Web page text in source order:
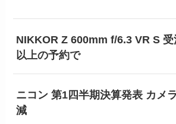
NIKKOR Z 600mm f/6.3 VR S 受
以上の予約で
ニコン 第1四半期決算発表 カメ
減